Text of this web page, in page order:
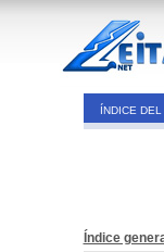
ÍNDICE DEL
Índice